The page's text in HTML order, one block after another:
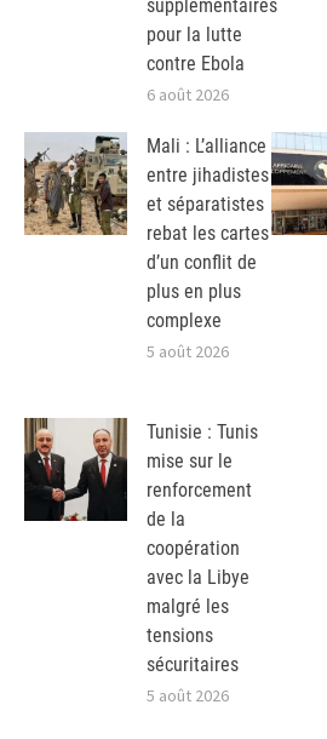
supplémentaires
pour la lutte
contre Ebola
6 août 2026
Mali : L’alliance
entre jihadistes
et séparatistes
rebat les cartes
d’un conflit de
plus en plus
complexe
5 août 2026
Tunisie : Tunis
mise sur le
renforcement
de la
coopération
avec la Libye
malgré les
tensions
sécuritaires
5 août 2026